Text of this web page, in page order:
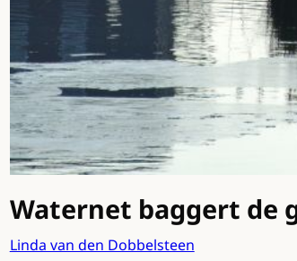
Waternet baggert de
Linda van den Dobbelsteen